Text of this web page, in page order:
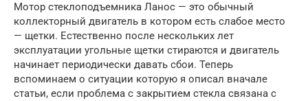
Мотор стеклоподъемника Ланос — это обычный
коллекторный двигатель в котором есть слабое место
— щетки. Естественно после нескольких лет
эксплуатации угольные щетки стираются и двигатель
начинает периодически давать сбои. Теперь
вспоминаем о ситуации которую я описал вначале
статьи, если проблема с закрытием стекла связана с